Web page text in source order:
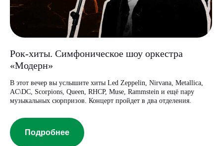
Рок-хиты. Симфоническое шоу оркестра
«Модерн»
В этот вечер вы услышите хиты Led Zeppelin, Nirvana, Metallica,
AC\DC, Scorpions, Queen, RHCP, Muse, Rammstein и ещё пару
музыкальных сюрпризов. Концерт пройдет в два отделения.
Подробнее